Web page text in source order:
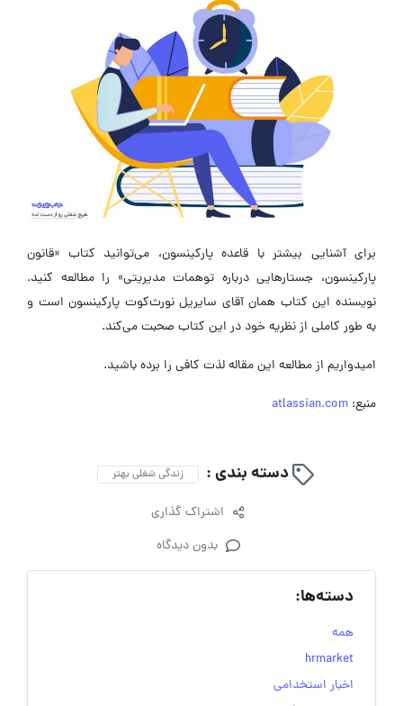
برای آشنایی بیشتر با قاعده پارکینسون، می‌توانید کتاب «قانون
پارکینسون، جستارهایی درباره توهمات مدیریتی» را مطالعه کنید.
نویسنده این کتاب همان آقای سایریل نورث‌کوت پارکینسون است و
به طور کاملی از نظریه خود در این کتاب صحبت می‌کند.
امیدواریم از مطالعه این مقاله لذت کافی را برده باشید.
منبع: atlassian.com
دسته بندی : زندگی شغلی بهتر
اشتراک گذاری
بدون دیدگاه
دسته‌ها:
همه
hrmarket
اخبار استخدامی